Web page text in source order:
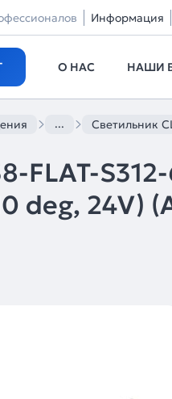
Информация
О НАС НАШИ
... Светильник
FLAT-
deg, 24V)